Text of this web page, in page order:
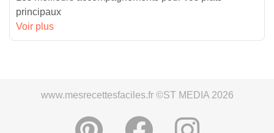
principaux
Voir plus
www.mesrecettesfaciles.fr ©ST MEDIA 2026